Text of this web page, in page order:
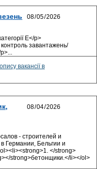
Е</p>
контроль завантажень/
вакансії в
- строителей и
Германии, Бельгии и
</strong>
strong>бетонщики.</li></ol>